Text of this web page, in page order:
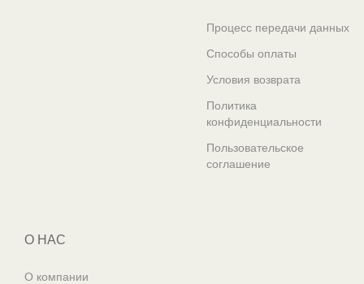
Процесс передачи данных
Способы оплаты
Условия возврата
Политика
конфиденциальности
Пользовательское
соглашение
О НАС
О компании